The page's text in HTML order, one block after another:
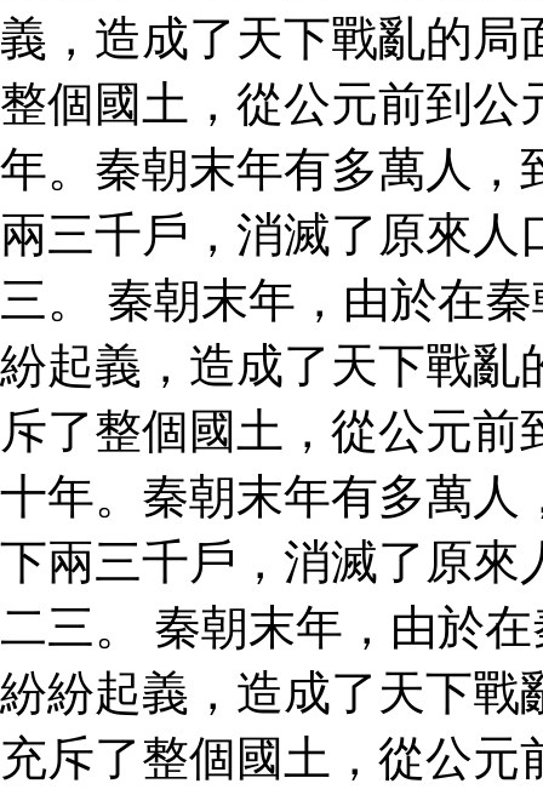
義，造成了天下戰亂的局
整個國土，從公元前到公
年。秦朝末年有多萬人，
兩三千戶，消滅了原來
三。 秦朝末年，由於在
紛起義，造成了天下戰亂
斥了整個國土，從公元
十年。秦朝末年有多萬人
下兩三千戶，消滅了原來
二三。 秦朝末年，由於
紛紛起義，造成了天下戰
充斥了整個國土，從公